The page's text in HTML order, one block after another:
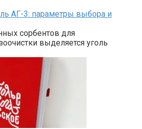
АГ-3: параметры выбора и
сорбентов для
выделяется уголь